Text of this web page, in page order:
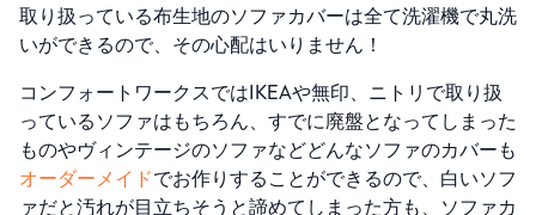
取り扱っている布生地のソファカバーは全て洗濯機で丸洗
いができるので、その心配はいりません！
コンフォートワークスではIKEAや無印、ニトリで取り扱
っているソファはもちろん、すでに廃盤となってしまった
ものやヴィンテージのソファなどどんなソファのカバーも
オーダーメイドでお作りすることができるので、白いソフ
ァだと汚れが目立ちそうと諦めてしまった方も、ソファカ